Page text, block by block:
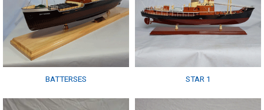
BATTERSES STAR 1